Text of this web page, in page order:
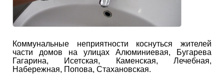
Коммунальные неприятности коснуться жителей
части домов на улицах Алюминиевая, Бугарева
Гагарина, Исетская, Каменская, Лечебная,
Набережная, Попова, Стахановская.